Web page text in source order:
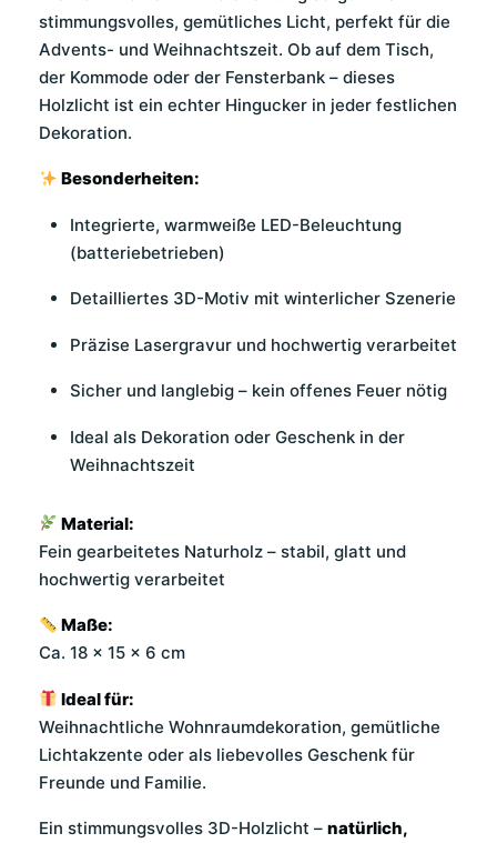
stimmungsvolles, gemütliches Licht, perfekt für die
Advents- und Weihnachtszeit. Ob auf dem Tisch,
der Kommode oder der Fensterbank – dieses
Holzlicht ist ein echter Hingucker in jeder festlichen
Dekoration.
Besonderheiten:
Integrierte, warmweiße LED-Beleuchtung
(batteriebetrieben)
Detailliertes 3D-Motiv mit winterlicher Szenerie
Präzise Lasergravur und hochwertig verarbeitet
Sicher und langlebig – kein offenes Feuer nötig
Ideal als Dekoration oder Geschenk in der
Weihnachtszeit
Material:
Fein gearbeitetes Naturholz – stabil, glatt und
hochwertig verarbeitet
Maße:
Ca. 18 × 15 × 6 cm
Ideal für:
Weihnachtliche Wohnraumdekoration, gemütliche
Lichtakzente oder als liebevolles Geschenk für
Freunde und Familie.
Ein stimmungsvolles 3D-Holzlicht – natürlich,